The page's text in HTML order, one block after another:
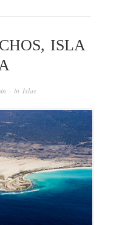
ISLA
· in Islas